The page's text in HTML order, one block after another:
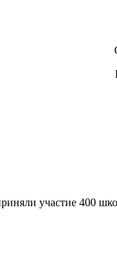
участие 400